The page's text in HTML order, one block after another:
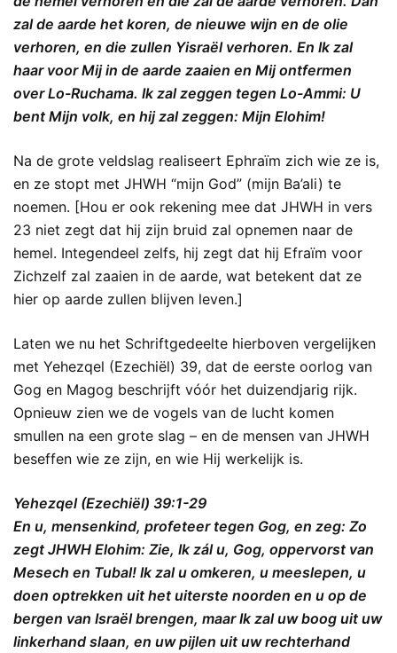
zal de aarde het koren, de nieuwe wijn en de olie
verhoren, en die zullen Yisraël verhoren. En Ik zal
haar voor Mij in de aarde zaaien en Mij ontfermen
over Lo-Ruchama. Ik zal zeggen tegen Lo-Ammi: U
bent Mijn volk, en hij zal zeggen: Mijn Elohim!
Na de grote veldslag realiseert Ephraïm zich wie ze is,
en ze stopt met JHWH “mijn God” (mijn Ba’ali) te
noemen. [Hou er ook rekening mee dat JHWH in vers
23 niet zegt dat hij zijn bruid zal opnemen naar de
hemel. Integendeel zelfs, hij zegt dat hij Efraïm voor
Zichzelf zal zaaien in de aarde, wat betekent dat ze
hier op aarde zullen blijven leven.]
Laten we nu het Schriftgedeelte hierboven vergelijken
met Yehezqel (Ezechiël) 39, dat de eerste oorlog van
Gog en Magog beschrijft vóór het duizendjarig rijk.
Opnieuw zien we de vogels van de lucht komen
smullen na een grote slag – en de mensen van JHWH
beseffen wie ze zijn, en wie Hij werkelijk is.
Yehezqel (Ezechiël) 39:1-29
En u, mensenkind, profeteer tegen Gog, en zeg: Zo
zegt JHWH Elohim: Zie, Ik zál u, Gog, oppervorst van
Mesech en Tubal! Ik zal u omkeren, u meeslepen, u
doen optrekken uit het uiterste noorden en u op de
bergen van Israël brengen, maar Ik zal uw boog uit uw
linkerhand slaan, en uw pijlen uit uw rechterhand